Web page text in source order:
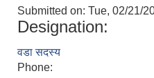
Submitted on: Tue, 02/21/
Designation:
वडा सदस्य
Phone: